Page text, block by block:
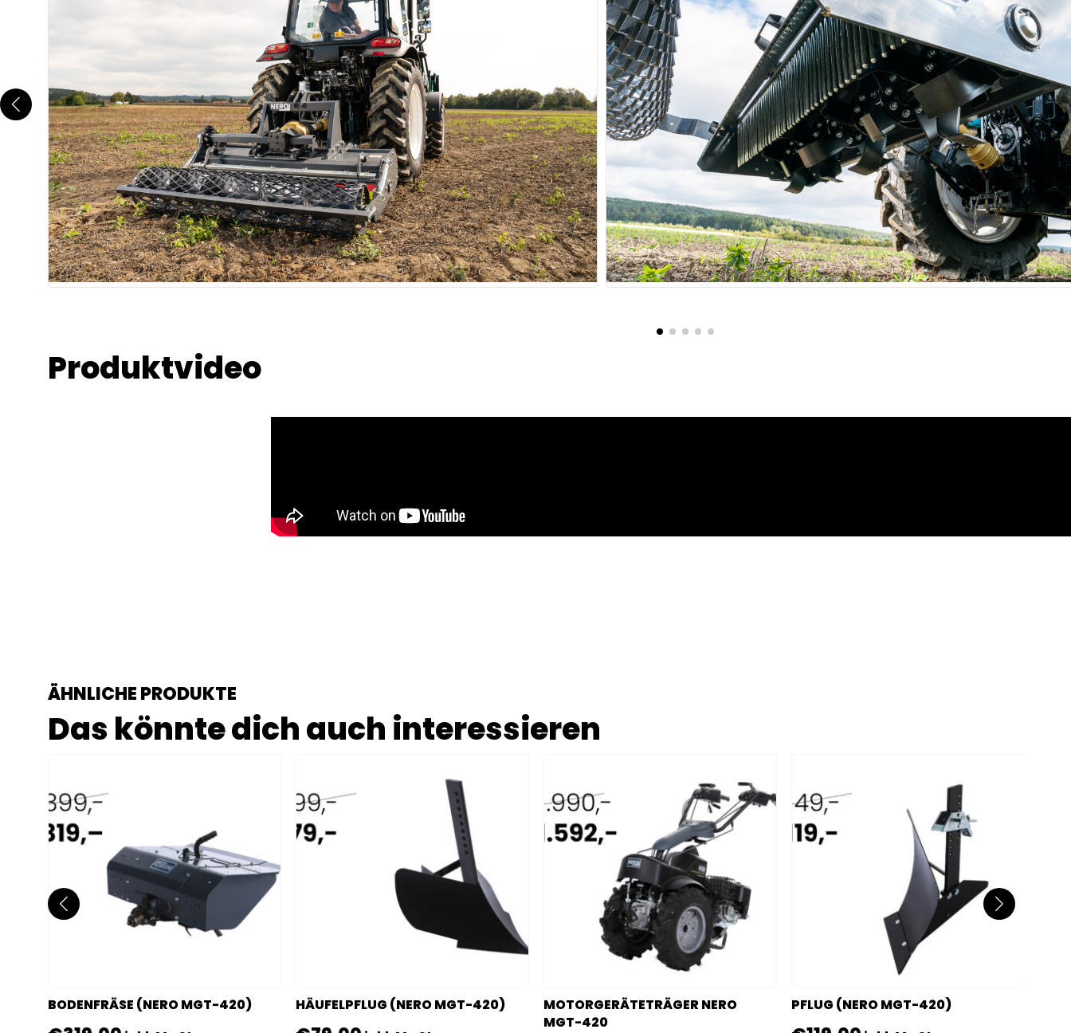
Produktvideo
ÄHNLICHE PRODUKTE
Das könnte dich auch interessieren
BODENFRÄSE (NERO MGT-420) HÄUFELPFLUG (NERO MGT-420)
MOTORGERÄTETRÄGER NERO
MGT-420
PFLUG (NERO MGT-420)